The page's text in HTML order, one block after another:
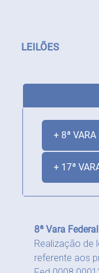
LEILÕES
+ 8ª VARA
+ 17ª
8ª Vara Federal
Realização de
referente aos